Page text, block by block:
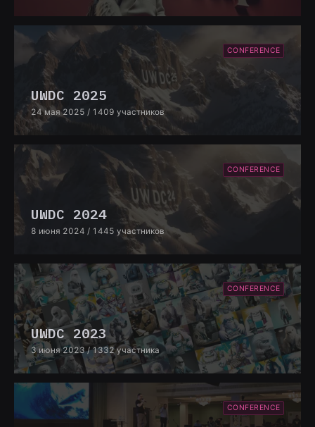
CONFERENCE
UWDC 2025
24 мая 2025 / 1409 участников
CONFERENCE
UWDC 2024
8 июня 2024 / 1445 участников
CONFERENCE
UWDC 2023
3 июня 2023 / 1332 участника
CONFERENCE